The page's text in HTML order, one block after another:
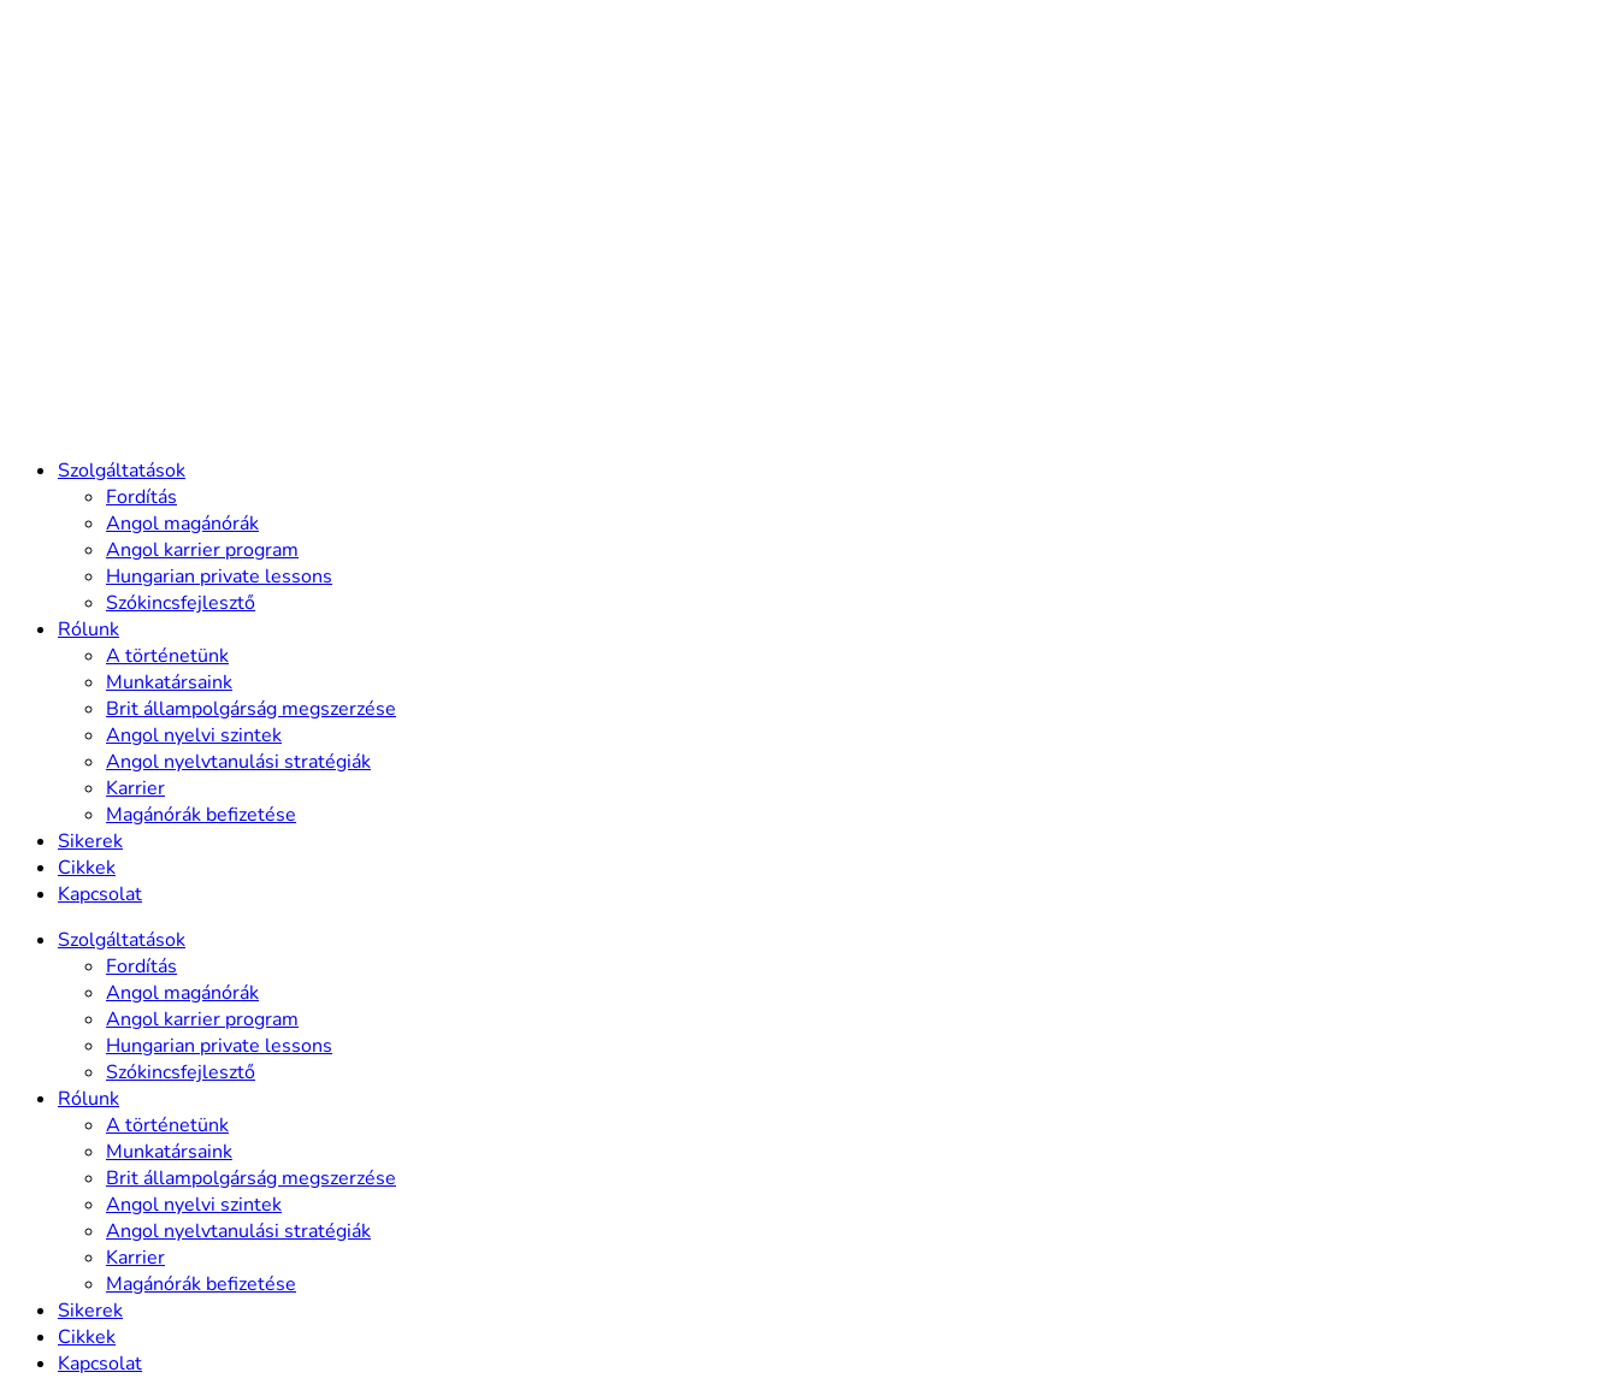
Szolgáltatások
Fordítás
Angol magánórák
Angol karrier program
Hungarian private lessons
Szókincsfejlesztő
Rólunk
A történetünk
Munkatársaink
Brit állampolgárság megszerzése
Angol nyelvi szintek
Angol nyelvtanulási stratégiák
Karrier
Magánórák befizetése
Sikerek
Cikkek
Kapcsolat
Szolgáltatások
Fordítás
Angol magánórák
Angol karrier program
Hungarian private lessons
Szókincsfejlesztő
Rólunk
A történetünk
Munkatársaink
Brit állampolgárság megszerzése
Angol nyelvi szintek
Angol nyelvtanulási stratégiák
Karrier
Magánórák befizetése
Sikerek
Cikkek
Kapcsolat